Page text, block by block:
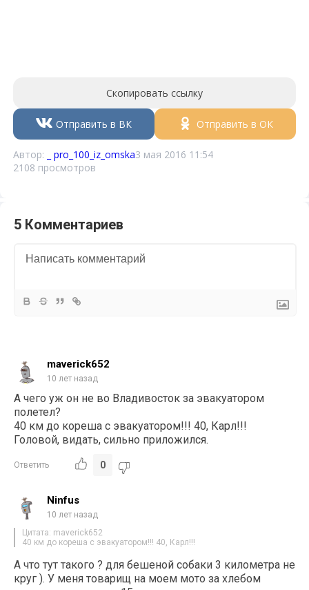
Скопировать ссылку
Отправить в ВК Отправить в ОК
Автор: _ pro_100_iz_omska3 мая 2016 11:54
2108 просмотров
5 Комментариев
maverick652
10 лет назад
А чего уж он не во Владивосток за эвакуатором
полетел?
40 км до кореша с эвакуатором!!! 40, Карл!!!
Головой, видать, сильно приложился.
Ответить 0
Ninfus
10 лет назад
Цитата: maverick652
40 км до кореша с эвакуатором!!! 40, Карл!!!
А что тут такого ? для бешеной собаки 3 километра не
круг ). У меня товарищ на моем мото за хлебом